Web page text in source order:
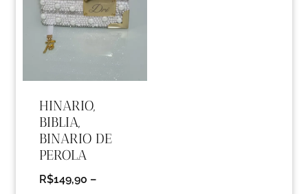
HINARIO,
BIBLIA,
BINARIO DE
PEROLA
R$149,90 –